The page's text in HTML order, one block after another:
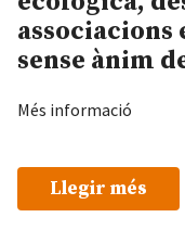
sense ànim
Més informació
Llegir més